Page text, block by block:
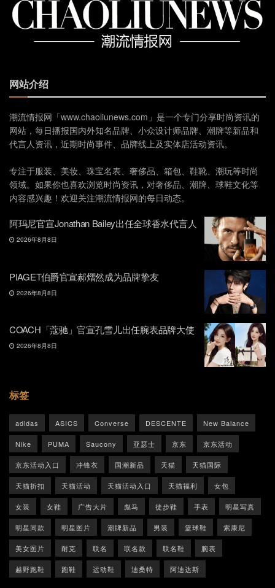
网站介绍
潮流情报网「www.chaoliunews.com」是一个专门分享时尚资讯的
网站，每日播报国内外知名品牌、小众设计师品牌、潮牌等新品和
代言人资讯，近期时尚事件、品牌线上及实体店活动资讯。
专注于服装、美妆、珠宝名表、奢侈品、箱包、鞋靴、潮玩等时尚
领域。如果你也喜欢浏览时尚资讯，对奢侈品、潮牌、球鞋文化等
内容感兴趣！欢迎关注潮流情报网的每日动态。
阿玛尼官宣Jonathan Bailey出任全球香水代言人
2026年8月8日
PIAGET伯爵官宣郝熠然成为品牌挚友
2026年8月8日
COACH「蔻驰」官宣孔雪儿出任腕表品牌大使
2026年8月8日
标签
adidas ASICS Converse DESCENTE New Balance
Nike PUMA Saucony 亚瑟士 京东 京东活动
京东活动入口 冲锋衣 国潮新品 天猫 天猫国际
天猫折扣 天猫活动 天猫活动入口 天猫福利 女包
女装 女鞋 广告大片 彪马 徒步鞋 手表 明星写真
明星同款 明星图片 潮牌新品 男装 篮球鞋 索康尼
美女图片 耐克 联名 联名款 联名鞋 腕表
越野跑鞋 跑鞋 运动鞋 迪桑特 阿迪达斯